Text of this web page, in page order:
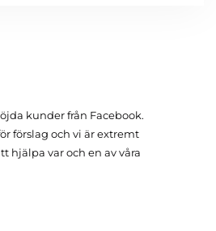
kunder från Facebook.
förslag och vi är extremt
hjälpa var och en av våra